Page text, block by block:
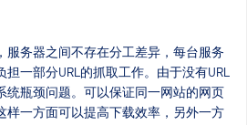
服务器之间不存在分工差异，每台服务
一部分URL的抓取工作。由于没有URL
统瓶颈问题。可以保证同一网站的网页
样一方面可以提高下载效率，另外一方